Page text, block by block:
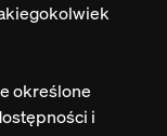
określone
i